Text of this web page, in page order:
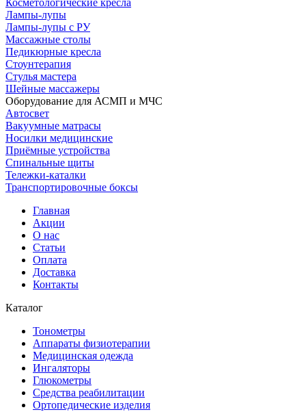
Косметологические кресла
Лампы-лупы
Лампы-лупы с РУ
Массажные столы
Педикюрные кресла
Стоунтерапия
Стулья мастера
Шейные массажеры
Оборудование для АСМП и МЧС
Автосвет
Вакуумные матрасы
Носилки медицинские
Приёмные устройства
Спинальные щиты
Тележки-каталки
Транспортировочные боксы
Главная
Акции
О нас
Статьи
Оплата
Доставка
Контакты
Каталог
Тонометры
Аппараты физиотерапии
Медицинская одежда
Ингаляторы
Глюкометры
Средства реабилитации
Ортопедические изделия